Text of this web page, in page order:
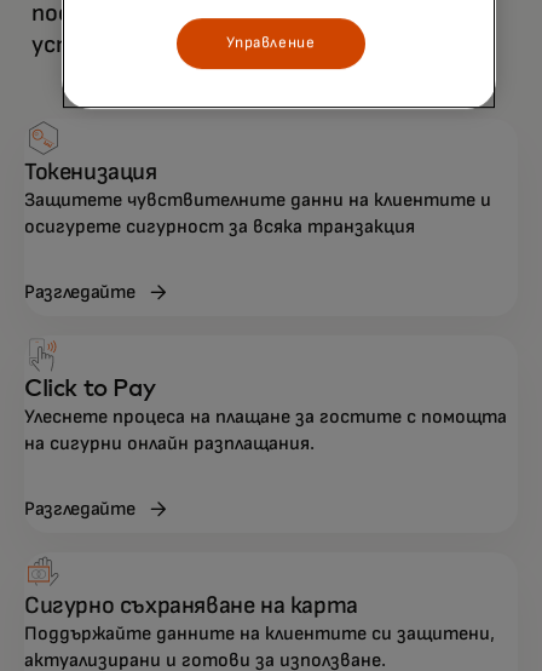
последователно преживяване във всички
устройства..
Токенизация
Защитете чувствителните данни на клиентите и
осигурете сигурност за всяка транзакция
Разгледайте
Click to Pay
Улеснете процеса на плащане за гостите с помощта
на сигурни онлайн разплащания.
Разгледайте
Сигурно съхраняване на карта
Поддържайте данните на клиентите си защитени,
актуализирани и готови за използване.
Управление